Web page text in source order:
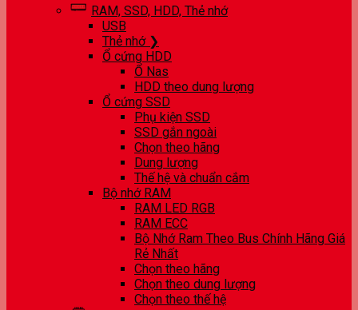
RAM, SSD, HDD, Thẻ nhớ
USB
Thẻ nhớ ❯
Ổ cứng HDD
Ổ Nas
HDD theo dung lượng
Ổ cứng SSD
Phụ kiện SSD
SSD gắn ngoài
Chọn theo hãng
Dung lượng
Thế hệ và chuẩn cắm
Bộ nhớ RAM
RAM LED RGB
RAM ECC
Bộ Nhớ Ram Theo Bus Chính Hãng Giá
Rẻ Nhất
Chọn theo hãng
Chọn theo dung lượng
Chọn theo thế hệ